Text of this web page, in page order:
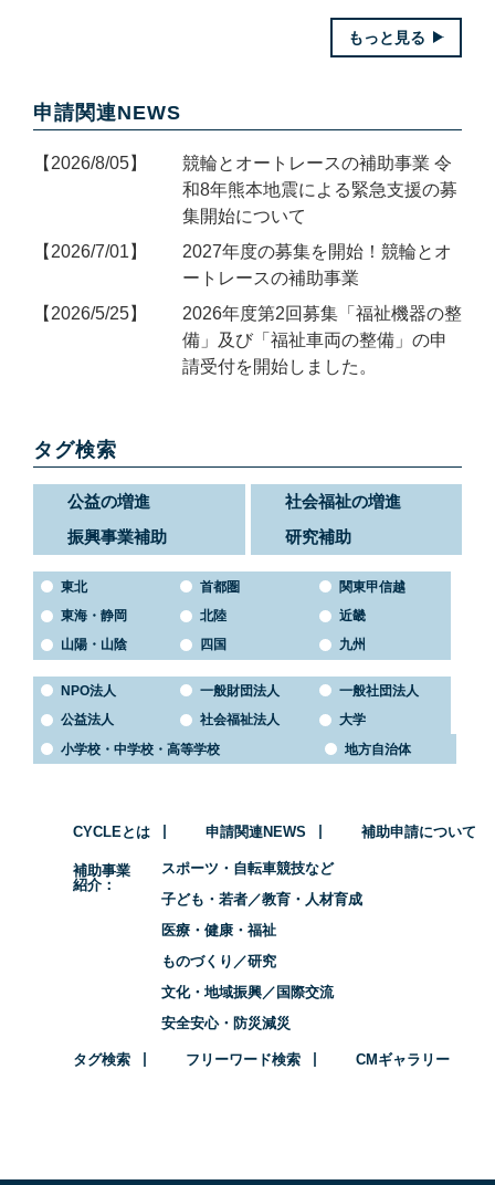
もっと見る
申請関連NEWS
2026/8/05
競輪とオートレースの補助事業 令
和8年熊本地震による緊急支援の募
集開始について
2026/7/01
2027年度の募集を開始！競輪とオ
ートレースの補助事業
2026/5/25
2026年度第2回募集「福祉機器の整
備」及び「福祉車両の整備」の申
請受付を開始しました。
タグ検索
公益の増進
社会福祉の増進
振興事業補助
研究補助
東北 首都圏
関東甲信越
東海・静岡
北陸
近畿
山陽・山陰
四国 九州
NPO法人 一般財団法人
一般社団法人
公益法人
社会福祉法人
大学
小学校・中学校・高等学校
地方自治体
CYCLEとは 申請関連NEWS 補助申請について
補助事業
紹介
スポーツ・自転車競技など
子ども・若者／教育・人材育成
医療・健康・福祉
ものづくり／研究
文化・地域振興／国際交流
安全安心・防災減災
タグ検索 フリーワード検索 CMギャラリー